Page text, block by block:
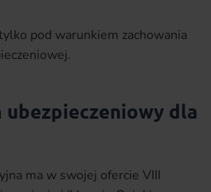
pod warunkiem zachowania
ubezpieczeniowy dla
ma w swojej ofercie VIII